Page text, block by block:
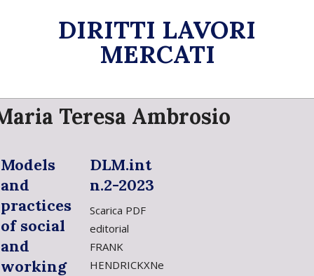
DIRITTI LAVORI
MERCATI
Primary
Navigation Teresa Ambrosio
Models
and
practices
of social
and
working
DLM.int
n.2-2023
Scarica PDF
editorial
FRANK
HENDRICKXNe